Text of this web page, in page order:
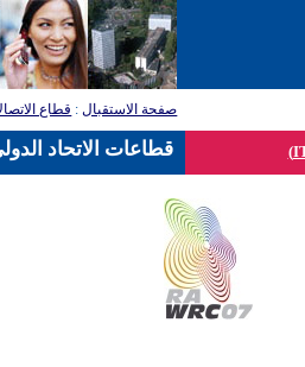
صفحة الاستقبال: قطاع
قطاعات الاتحاد